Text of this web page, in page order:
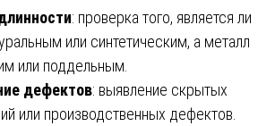
: проверка того, является ли
или синтетическим, а металл
или поддельным.
дефектов: выявление скрытых
или производственных дефектов.